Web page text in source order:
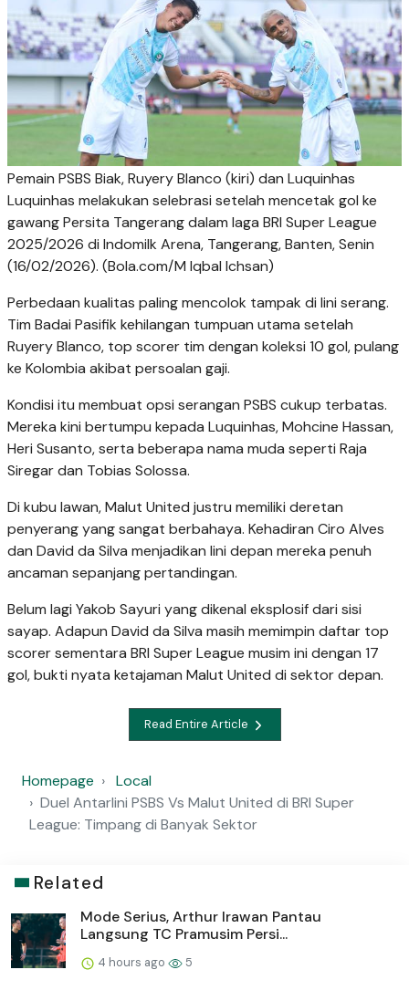
Pemain PSBS Biak, Ruyery Blanco (kiri) dan Luquinhas
Luquinhas melakukan selebrasi setelah mencetak gol ke
gawang Persita Tangerang dalam laga BRI Super League
2025/2026 di Indomilk Arena, Tangerang, Banten, Senin
(16/02/2026). (Bola.com/M Iqbal Ichsan)
Perbedaan kualitas paling mencolok tampak di lini serang.
Tim Badai Pasifik kehilangan tumpuan utama setelah
Ruyery Blanco, top scorer tim dengan koleksi 10 gol, pulang
ke Kolombia akibat persoalan gaji.
Kondisi itu membuat opsi serangan PSBS cukup terbatas.
Mereka kini bertumpu kepada Luquinhas, Mohcine Hassan,
Heri Susanto, serta beberapa nama muda seperti Raja
Siregar dan Tobias Solossa.
Di kubu lawan, Malut United justru memiliki deretan
penyerang yang sangat berbahaya. Kehadiran Ciro Alves
dan David da Silva menjadikan lini depan mereka penuh
ancaman sepanjang pertandingan.
Belum lagi Yakob Sayuri yang dikenal eksplosif dari sisi
sayap. Adapun David da Silva masih memimpin daftar top
scorer sementara BRI Super League musim ini dengan 17
gol, bukti nyata ketajaman Malut United di sektor depan.
Read Entire Article
Homepage
Local
Duel Antarlini PSBS Vs Malut United di BRI Super
League: Timpang di Banyak Sektor
Related
Mode Serius, Arthur Irawan Pantau
Langsung TC Pramusim Persi...
4 hours ago 5